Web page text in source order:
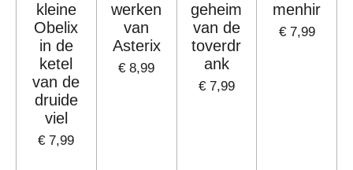
kleine
Obelix
in de
ketel
van de
druide
viel
€ 7,99
werken
van
Asterix
€ 8,99
geheim
van de
toverdr
ank
€ 7,99
menhir
€ 7,99